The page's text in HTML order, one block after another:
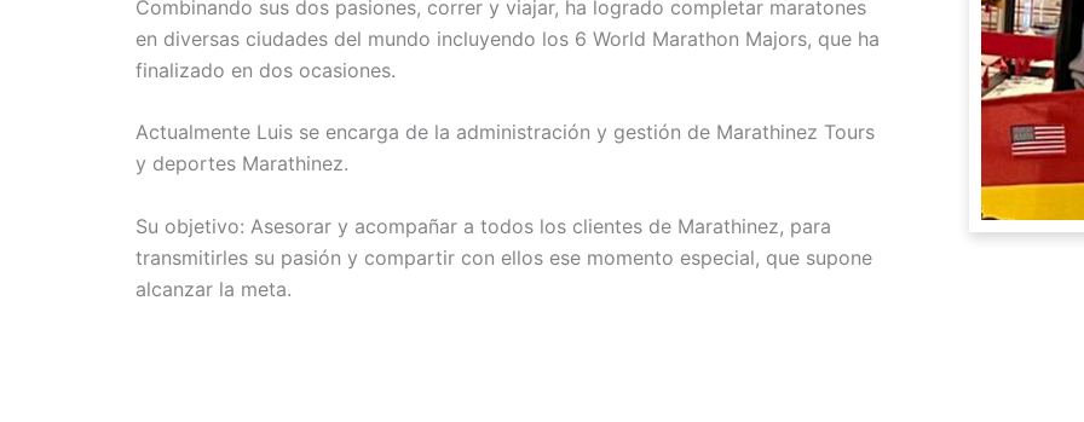
Combinando sus dos pasiones, correr y viajar, ha logrado completar maratones
en diversas ciudades del mundo incluyendo los 6 World Marathon Majors, que ha
finalizado en dos ocasiones.
Actualmente Luis se encarga de la administración y gestión de Marathinez Tours
y deportes Marathinez.
Su objetivo: Asesorar y acompañar a todos los clientes de Marathinez, para
transmitirles su pasión y compartir con ellos ese momento especial, que supone
alcanzar la meta.